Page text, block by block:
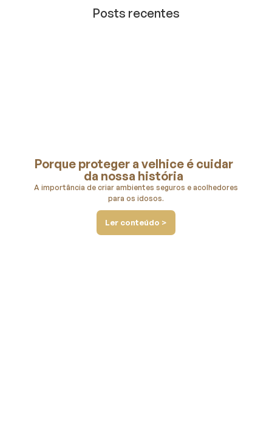
Posts recentes
Porque proteger a velhice é cuidar
da nossa história
A importância de criar ambientes seguros e acolhedores
para os idosos.
Ler conteúdo >